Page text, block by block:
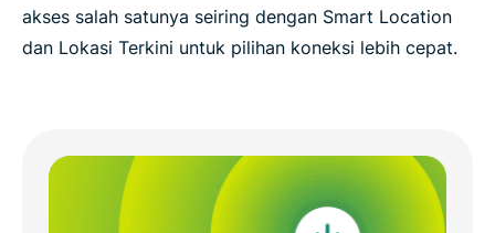
akses salah satunya seiring dengan Smart Location
dan Lokasi Terkini untuk pilihan koneksi lebih cepat.